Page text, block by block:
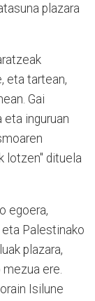
plazara
eta tartean,
Gai
inguruan
lotzen" dituela
egoera,
Palestinako
plazara,
ere.
Isilune